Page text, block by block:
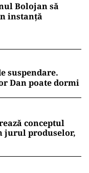
Bolojan să
instanță
suspendare.
Dan poate dormi
conceptul
jurul produselor,